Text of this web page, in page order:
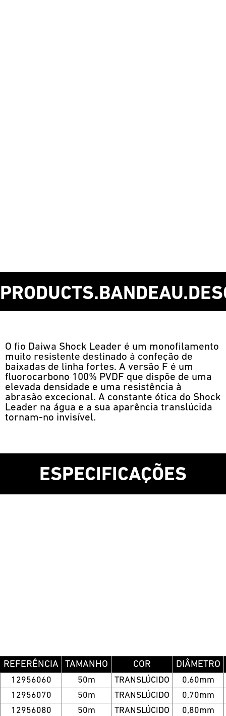
O fio Daiwa Shock Leader é um monofilamento
muito resistente destinado à confeção de
baixadas de linha fortes. A versão F é um
fluorocarbono 100% PVDF que dispõe de uma
elevada densidade e uma resistência à
abrasão excecional. A constante ótica do Shock
Leader na água e a sua aparência translúcida
tornam-no invisível.
ESPECIFICAÇÕES
REFERÊNCIA TAMANHO COR DIÂMETRO
12956060 50m TRANSLÚCIDO
0,60mm
12956070
50m TRANSLÚCIDO
0,70mm
12956080
50m TRANSLÚCIDO
0,80mm